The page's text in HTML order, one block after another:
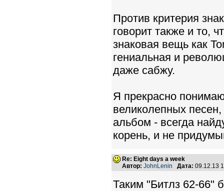
Против критерия
говорит также и то,
знаковая вещь как
гениальная и
даже сабжу.
Я прекрасно
великолепных
альбом - всегда
корень, и не
Re: Eight days a week
Автор: JohnLenin Дата: 09.12.13
Таким "Битлз 62-66"